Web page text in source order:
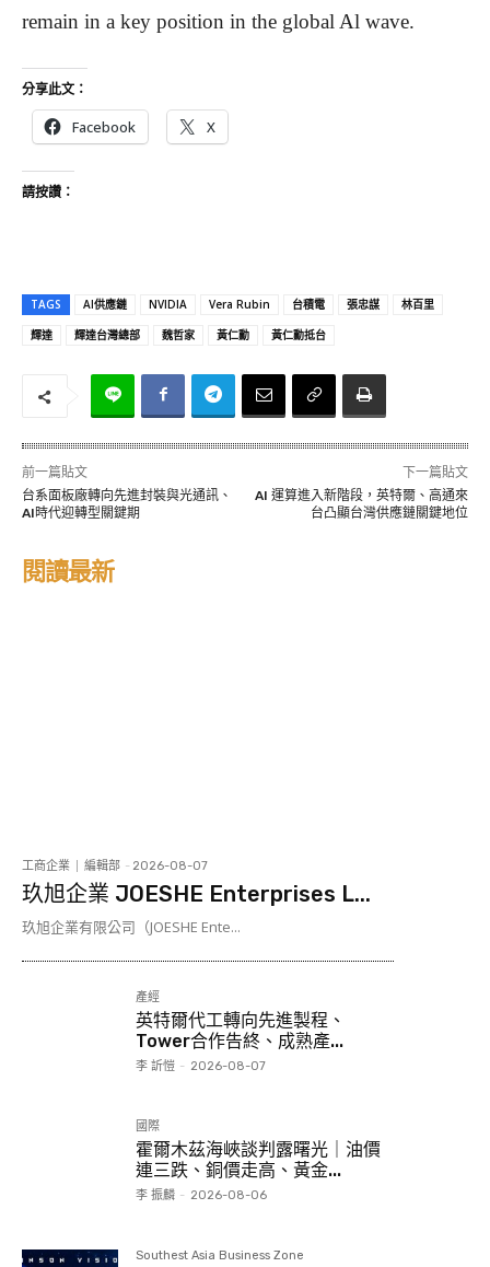
remain in a key position in the global Al wave.
分享此文：
Facebook X
請按讚：
TAGS AI供應鏈 NVIDIA Vera Rubin 台積電 張忠謀
林百里
輝達
輝達台灣總部 魏哲家 黃仁勳 黃仁勳抵台
前一篇貼文
台系面板廠轉向先進封裝與光通訊、
AI時代迎轉型關鍵期
下一篇貼文
AI 運算進入新階段，英特爾、高通來
台凸顯台灣供應鏈關鍵地位
閱讀最新
工商企業 編輯部 - 2026-08-07
玖旭企業 JOESHE Enterprises L...
玖旭企業有限公司（JOESHE Ente...
產經
英特爾代工轉向先進製程、
Tower合作告終、成熟產...
李 訢愷 - 2026-08-07
國際
霍爾木茲海峽談判露曙光｜油價
連三跌、銅價走高、黃金...
李 振麟 - 2026-08-06
Southest Asia Business Zone